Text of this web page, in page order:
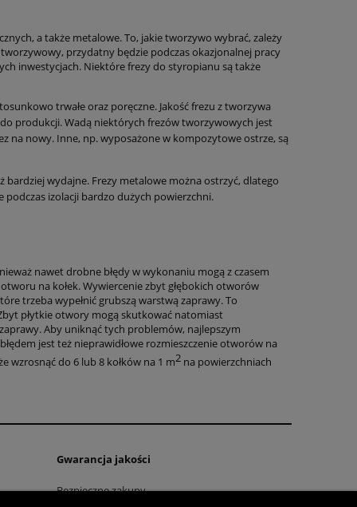
a także metalowe. To, jakie tworzywo wybrać, zależy
przydatny będzie podczas okazjonalnej pracy
inwestycjach. Niektóre frezy do styropianu są także
trwałe oraz poręczne. Jakość frezu z tworzywa
produkcji. Wadą niektórych frezów tworzywowych jest
na nowy. Inne, np. wyposażone w kompozytowe ostrze, są
wydajne. Frezy metalowe można ostrzyć, dlatego
podczas izolacji bardzo dużych powierzchni.
nawet drobne błędy w wykonaniu mogą z czasem
na kołek. Wywiercenie zbyt głębokich otworów
trzeba wypełnić grubszą warstwą zaprawy. To
płytkie otwory mogą skutkować natomiast
Aby uniknąć tych problemów, najlepszym
jest też nieprawidłowe rozmieszczenie otworów na
wzrosnąć do 6 lub 8 kołków na 1 m2 na powierzchniach
Gwarancja jakości
Bezpieczne zakupy